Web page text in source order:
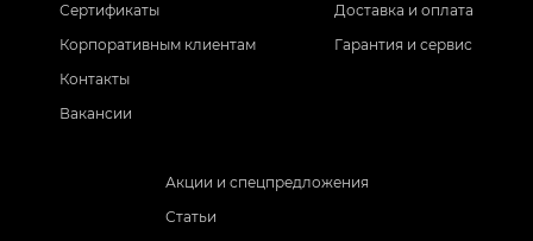
Сертификаты
Корпоративным клиентам
Контакты
Вакансии
Доставка и оплата
Гарантия и сервис
Акции и спецпредложения
Статьи